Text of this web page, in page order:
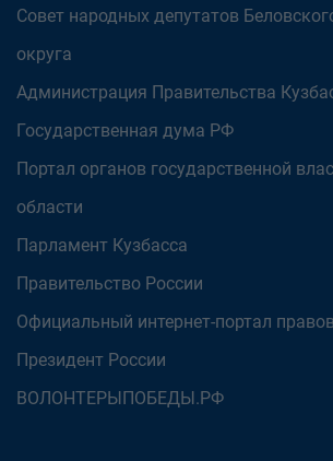
Совет народных депутатов
округа
Администрация Правительства
Государственная дума РФ
Портал органов государственной
области
Парламент Кузбасса
Правительство России
Официальный интернет-портал
Президент России
ВОЛОНТЕРЫПОБЕДЫ.РФ